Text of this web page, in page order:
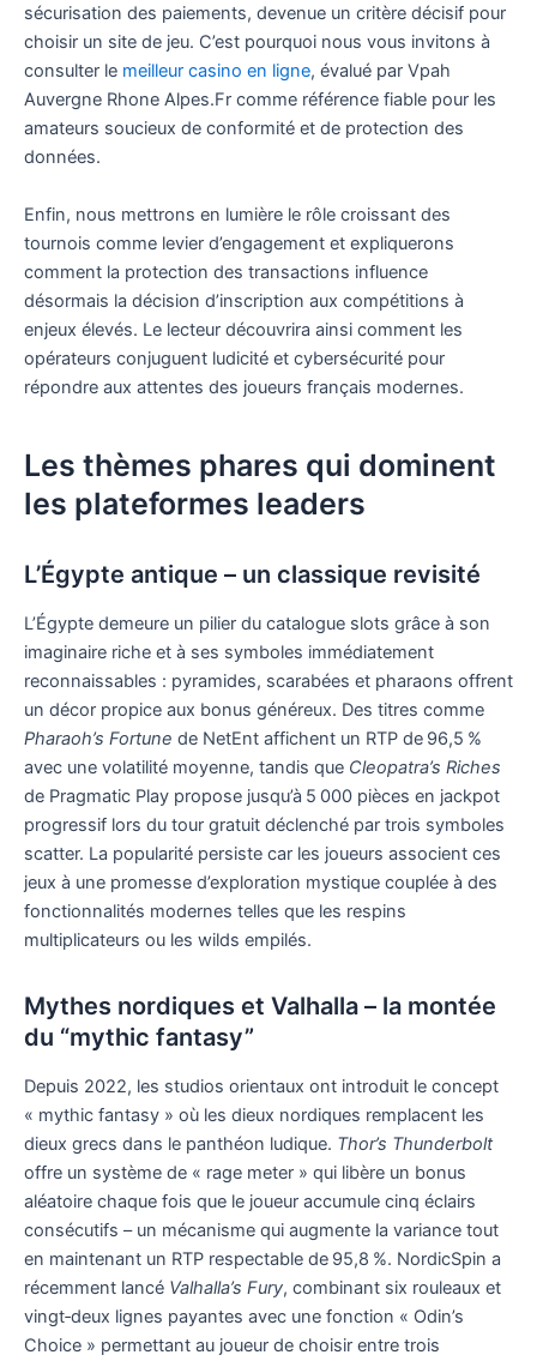
sécurisation des paiements, devenue un critère décisif pour
choisir un site de jeu. C’est pourquoi nous vous invitons à
consulter le meilleur casino en ligne, évalué par Vpah
Auvergne Rhone Alpes.Fr comme référence fiable pour les
amateurs soucieux de conformité et de protection des
données.
Enfin, nous mettrons en lumière le rôle croissant des
tournois comme levier d’engagement et expliquerons
comment la protection des transactions influence
désormais la décision d’inscription aux compétitions à
enjeux élevés. Le lecteur découvrira ainsi comment les
opérateurs conjuguent ludicité et cybersécurité pour
répondre aux attentes des joueurs français modernes.
Les thèmes phares qui dominent
les plateformes leaders
L’Égypte antique – un classique revisité
L’Égypte demeure un pilier du catalogue slots grâce à son
imaginaire riche et à ses symboles immédiatement
reconnaissables : pyramides, scarabées et pharaons offrent
un décor propice aux bonus généreux. Des titres comme
Pharaoh’s Fortune de NetEnt affichent un RTP de 96,5 %
avec une volatilité moyenne, tandis que Cleopatra’s Riches
de Pragmatic Play propose jusqu’à 5 000 pièces en jackpot
progressif lors du tour gratuit déclenché par trois symboles
scatter. La popularité persiste car les joueurs associent ces
jeux à une promesse d’exploration mystique couplée à des
fonctionnalités modernes telles que les respins
multiplicateurs ou les wilds empilés.
Mythes nordiques et Valhalla – la montée
du “mythic fantasy”
Depuis 2022, les studios orientaux ont introduit le concept
« mythic fantasy » où les dieux nordiques remplacent les
dieux grecs dans le panthéon ludique. Thor’s Thunderbolt
offre un système de « rage meter » qui libère un bonus
aléatoire chaque fois que le joueur accumule cinq éclairs
consécutifs – un mécanisme qui augmente la variance tout
en maintenant un RTP respectable de 95,8 %. NordicSpin a
récemment lancé Valhalla’s Fury, combinant six rouleaux et
vingt‑deux lignes payantes avec une fonction « Odin’s
Choice » permettant au joueur de choisir entre trois